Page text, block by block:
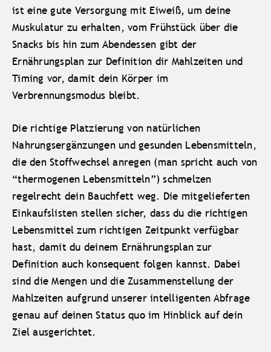
ist eine gute Versorgung mit Eiweiß, um deine
Muskulatur zu erhalten, vom Frühstück über die
Snacks bis hin zum Abendessen gibt der
Ernährungsplan zur Definition dir Mahlzeiten und
Timing vor, damit dein Körper im
Verbrennungsmodus bleibt.
Die richtige Platzierung von natürlichen
Nahrungsergänzungen und gesunden Lebensmitteln,
die den Stoffwechsel anregen (man spricht auch von
“thermogenen Lebensmitteln”) schmelzen
regelrecht dein Bauchfett weg. Die mitgelieferten
Einkaufslisten stellen sicher, dass du die richtigen
Lebensmittel zum richtigen Zeitpunkt verfügbar
hast, damit du deinem Ernährungsplan zur
Definition auch konsequent folgen kannst. Dabei
sind die Mengen und die Zusammenstellung der
Mahlzeiten aufgrund unserer intelligenten Abfrage
genau auf deinen Status quo im Hinblick auf dein
Ziel ausgerichtet.